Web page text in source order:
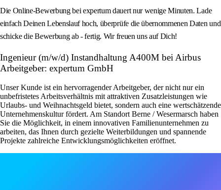
Die Online-Bewerbung bei expertum dauert nur wenige Minuten. Lade
einfach Deinen Lebenslauf hoch, überprüfe die übernommenen Daten und
schicke die Bewerbung ab - fertig. Wir freuen uns auf Dich!
Ingenieur (m/w/d) Instandhaltung A400M bei Airbus
Arbeitgeber: expertum GmbH
Unser Kunde ist ein hervorragender Arbeitgeber, der nicht nur ein
unbefristetes Arbeitsverhältnis mit attraktiven Zusatzleistungen wie
Urlaubs- und Weihnachtsgeld bietet, sondern auch eine wertschätzende
Unternehmenskultur fördert. Am Standort Berne / Wesermarsch haben
Sie die Möglichkeit, in einem innovativen Familienunternehmen zu
arbeiten, das Ihnen durch gezielte Weiterbildungen und spannende
Projekte zahlreiche Entwicklungsmöglichkeiten eröffnet.